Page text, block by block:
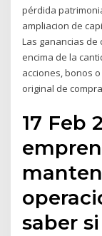
pérdida
ampliacion de
Las ganancias
encima de la
acciones, bonos
original de
17 Feb
saber